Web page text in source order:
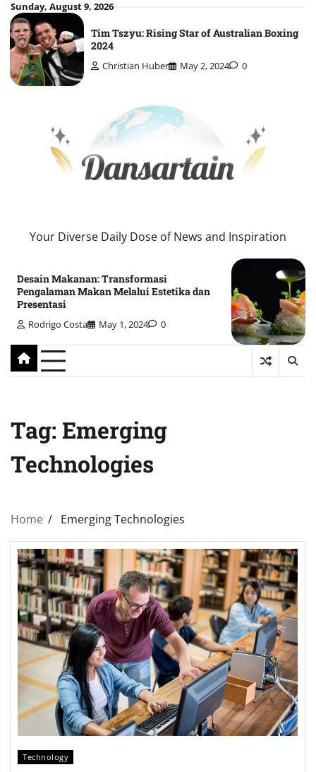
Skip
to
content
Sunday, August 9, 2026
Tim Tszyu: Rising Star of Australian Boxing
2024
Christian Huber May 2, 2024 0
Your Diverse Daily Dose of News and Inspiration
Desain Makanan: Transformasi
Pengalaman Makan Melalui Estetika dan
Presentasi
Rodrigo Costa May 1, 2024 0
Tag: Emerging
Technologies
Home Emerging Technologies
Technology